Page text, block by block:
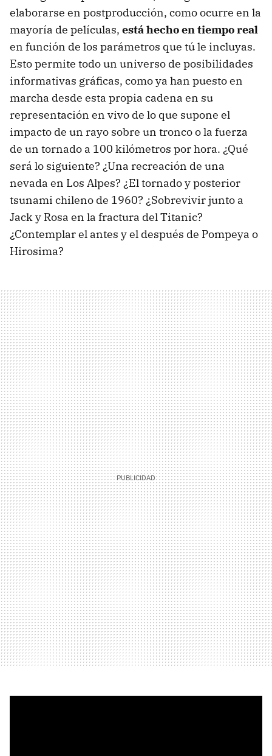
elaborarse en postproducción, como ocurre en la
mayoría de películas, está hecho en tiempo real
en función de los parámetros que tú le incluyas.
Esto permite todo un universo de posibilidades
informativas gráficas, como ya han puesto en
marcha desde esta propia cadena en su
representación en vivo de lo que supone el
impacto de un rayo sobre un tronco o la fuerza
de un tornado a 100 kilómetros por hora. ¿Qué
será lo siguiente? ¿Una recreación de una
nevada en Los Alpes? ¿El tornado y posterior
tsunami chileno de 1960? ¿Sobrevivir junto a
Jack y Rosa en la fractura del Titanic?
¿Contemplar el antes y el después de Pompeya o
Hirosima?